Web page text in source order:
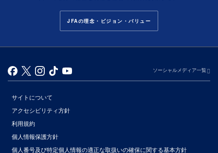
JFAの理念・ビジョン・バリュー
ソーシャルメディア一覧
サイトについて
アクセシビリティ方針
利用規約
個人情報保護方針
個人番号及び特定個人情報の適正な取扱いの確保に関する基本方針